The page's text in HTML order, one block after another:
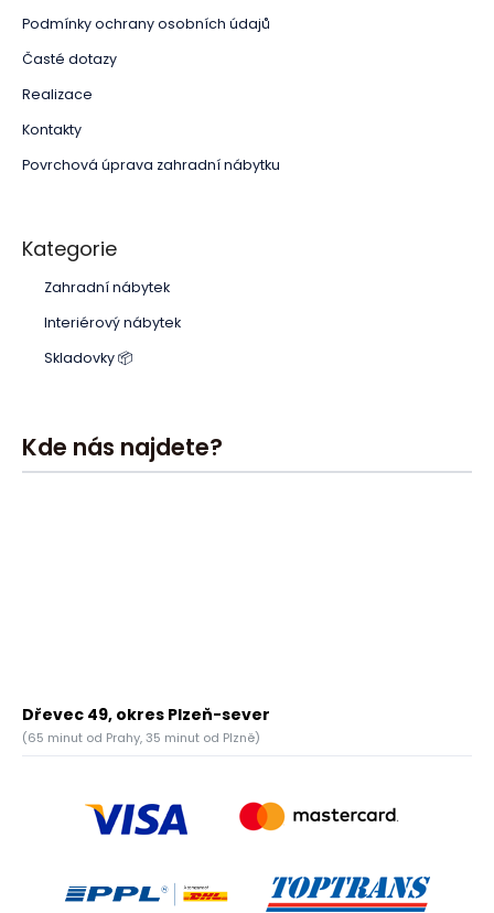
Podmínky ochrany osobních údajů
Časté dotazy
Realizace
Kontakty
Povrchová úprava zahradní nábytku
Kategorie
Zahradní nábytek
Interiérový nábytek
Skladovky 📦
Kde nás najdete?
Dřevec 49, okres Plzeň-sever
(65 minut od Prahy, 35 minut od Plzně)